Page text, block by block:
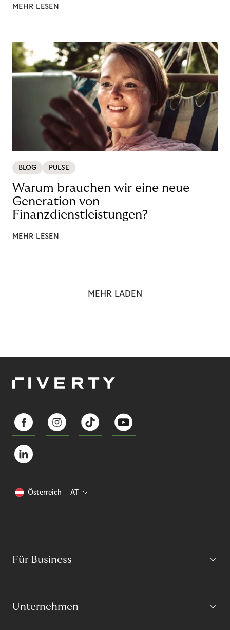
MEHR LESEN
BLOG PULSE
Warum brauchen wir eine neue
Generation von
Finanzdienstleistungen?
MEHR LESEN
MEHR LADEN
Österreich AT
Für Business
Unternehmen